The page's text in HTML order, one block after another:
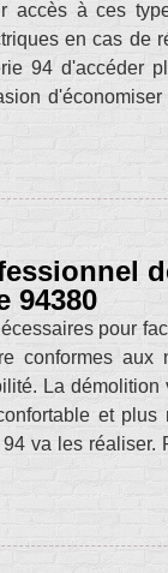
accès à ces
en cas de
94 d'accéder
94380
pour
conformes
La
et
va les